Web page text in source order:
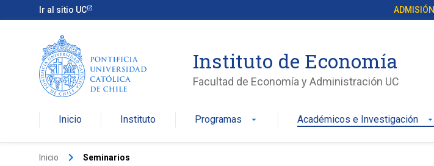
Ir al sitio UC ADMISIÓN
Instituto de Economía
Facultad de Economía y Administración UC
Inicio Instituto Programas arrow_drop_down Académicos e Investigación arrow_drop_down
Inicio keyboard_arrow_right Seminarios